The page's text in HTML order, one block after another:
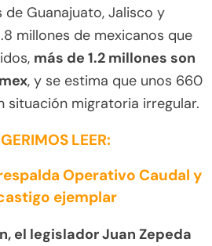
de Guanajuato, Jalisco y
millones de mexicanos que
más de 1.2 millones son
, y se estima que unos 660
situación migratoria irregular.
LEER:
Operativo Caudal y
ejemplar
el legislador Juan Zepeda